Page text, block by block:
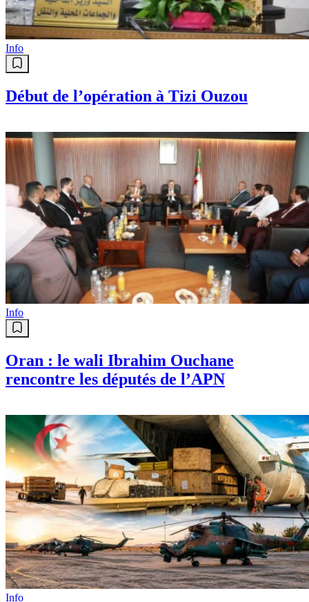
Info
Début de l’opération à Tizi Ouzou
Info
Oran : le wali Ibrahim Ouchane
rencontre les députés de l’APN
Info